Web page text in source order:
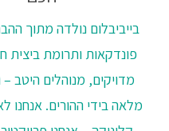
בייביבלום נולדה מתוך
פונדקאות ותרומת ביצית
מדויקים, מנוהלים היטב
מלאה בידי ההורים. אנחנו